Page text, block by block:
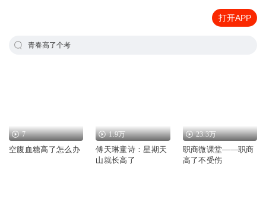
打开APP
青春高了个考
7
空腹血糖高了怎么办
1.9万
傅天琳童诗：星期天
山就长高了
23.3万
职商微课堂——职商
高了不受伤